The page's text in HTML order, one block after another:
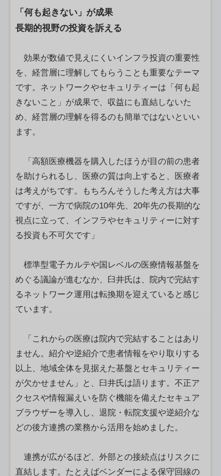
「何も起きない」が成果
長期的視野の投資を訴える
効果が数値で見えにくいインフラ投資の重要性
を、経営層に理解してもらうことも重要なテーマ
です。ネットワークやセキュリティーは「何も起
きないこと」が成果で、収益にも直結しないた
め、経営層の理解を得るのも簡単ではないといい
ます。
「高額医療機器を購入したほうが目の前の患者
を助けられるし、医療の質は向上すると、医療者
は考えがちです。もちろんそうした考え方は大事
ですが、一方で病院の10年先、20年先の長期的な
視点に立って、インフラやセキュリティーに対す
る投資も不可欠です」
標準型電子カルテや国レベルの医療情報基盤を
めぐる議論が進むなか、臼井氏は、院内で完結す
るネットワーク運用は転換期を迎えていると感じ
ています。
「これからの医療は院内で完結することはあり
ません。紹介や逆紹介で患者情報をやり取りする
以上、地域全体を見据えた基盤とセキュリティー
が欠かせません」と、臼井氏は語ります。不正ア
クセスや情報漏えいを防ぐ機能を備えたセキュア
ブラウザーを導入し、退院・転院支援や逆紹介な
どの後方連携の業務から活用を始めました。
連携が広がるほど、外部との接続点はリスクに
直結します。たとえばベンダーによる保守回線の